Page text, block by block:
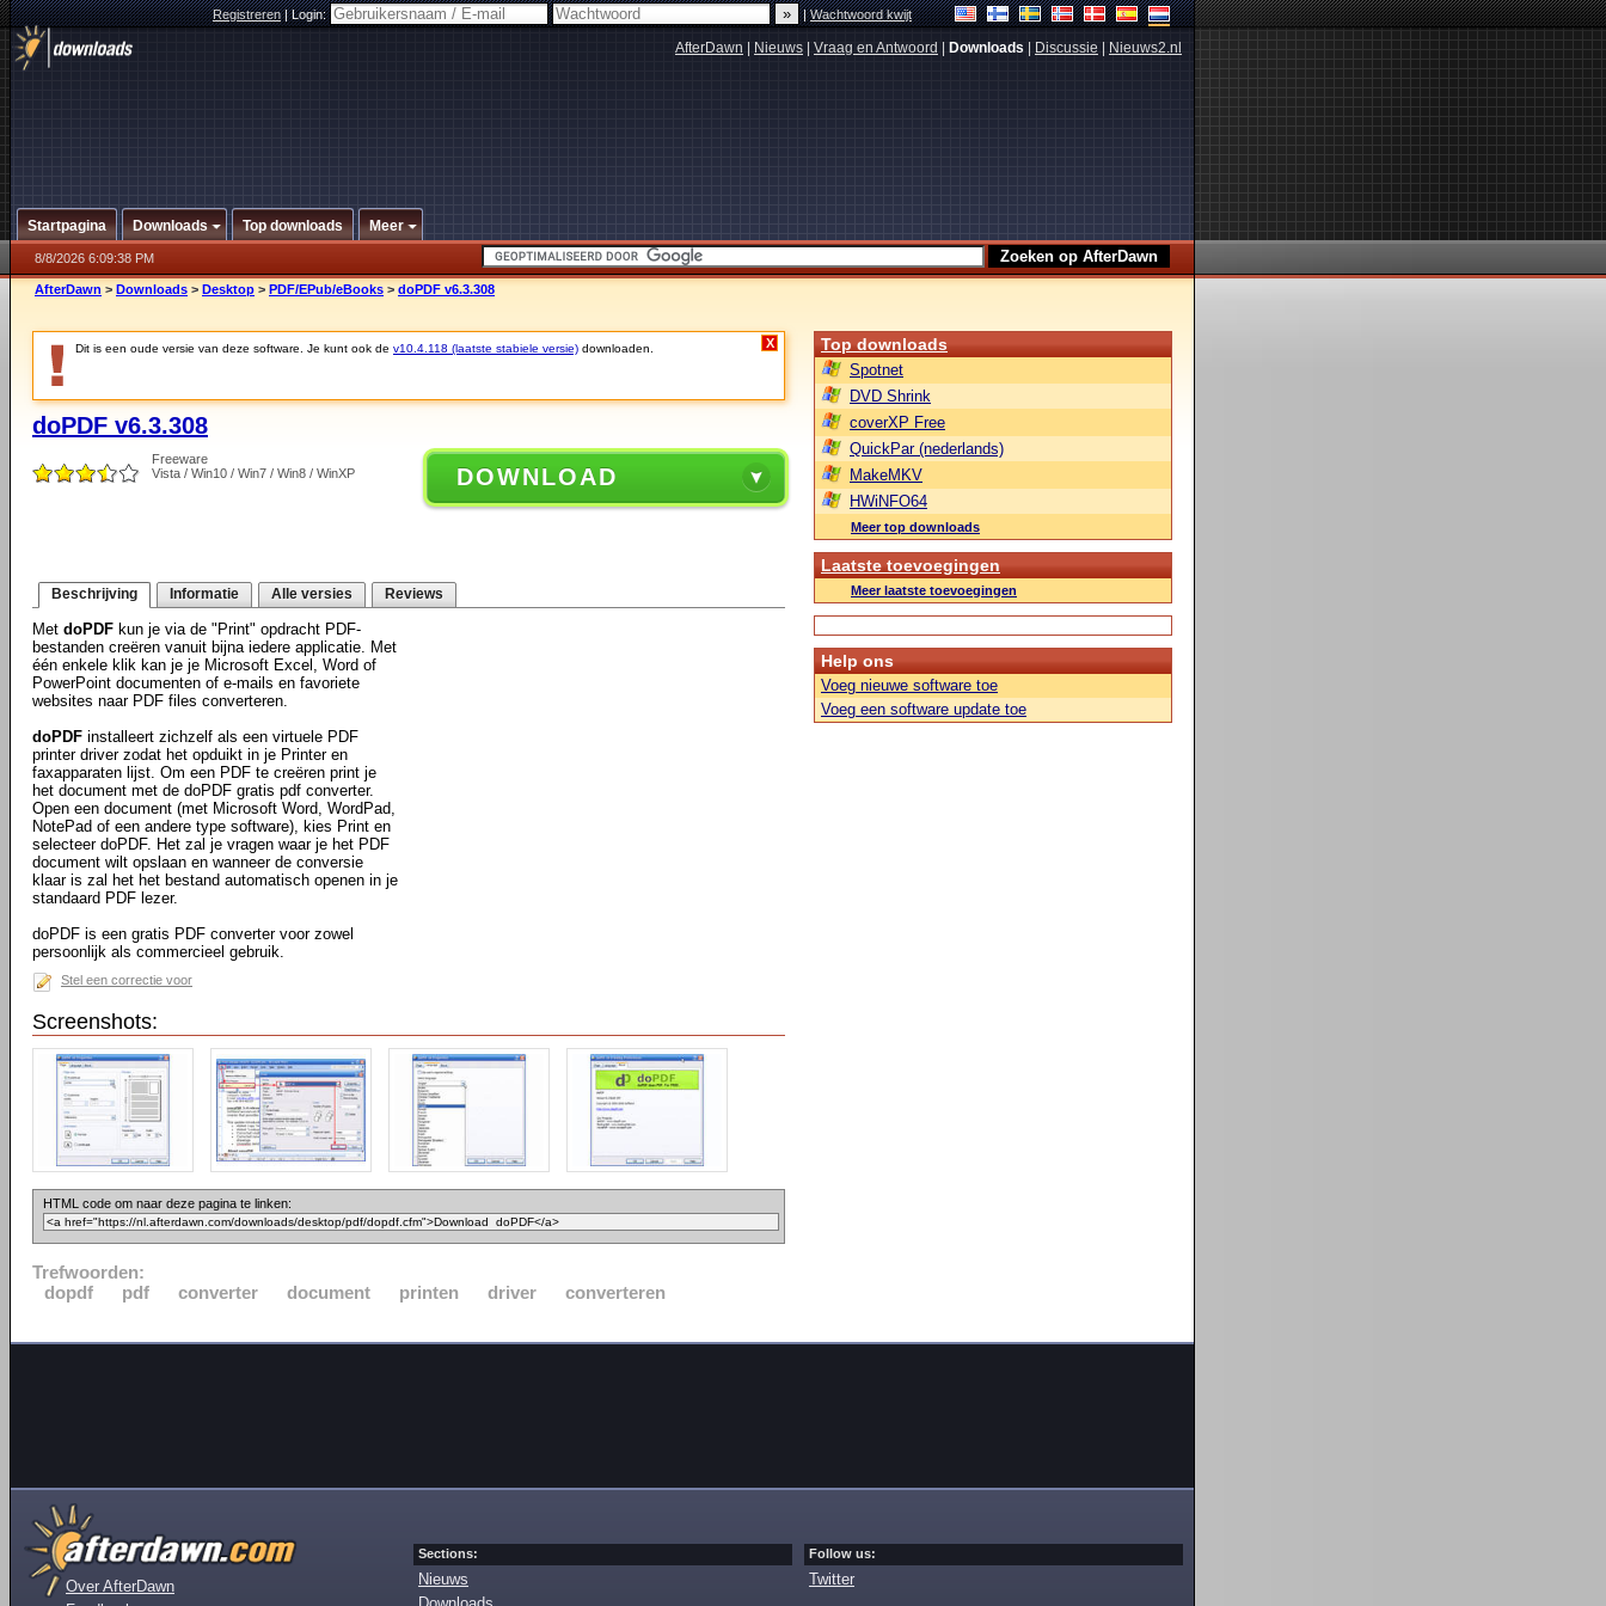
Registreren|Login: |Wachtwoord kwijt
AfterDawn Nieuws Vraag en Antwoord Downloads Discussie Nieuws2.nl
Startpagina Downloads Top downloads Meer
8/8/2026 6:09:38 PM
AfterDawn > Downloads > Desktop > PDF/EPub/eBooks > doPDF v6.3.308
Dit is een oude versie van deze software. Je kunt ook de v10.4.118 (laatste stabiele versie) downloaden. X
doPDF v6.3.308
Freeware
Vista / Win10 / Win7 / Win8 / WinXP
DOWNLOAD
Beschrijving Informatie Alle versies Reviews
Met doPDF kun je via de "Print" opdracht PDF-
bestanden creëren vanuit bijna iedere applicatie. Met
één enkele klik kan je je Microsoft Excel, Word of
PowerPoint documenten of e-mails en favoriete
websites naar PDF files converteren.
doPDF installeert zichzelf als een virtuele PDF
printer driver zodat het opduikt in je Printer en
faxapparaten lijst. Om een PDF te creëren print je
het document met de doPDF gratis pdf converter.
Open een document (met Microsoft Word, WordPad,
NotePad of een andere type software), kies Print en
selecteer doPDF. Het zal je vragen waar je het PDF
document wilt opslaan en wanneer de conversie
klaar is zal het het bestand automatisch openen in je
standaard PDF lezer.
doPDF is een gratis PDF converter voor zowel
persoonlijk als commercieel gebruik.
Stel een correctie voor
Screenshots:
HTML code om naar deze pagina te linken:
Trefwoorden:
dopdf
pdf converter document printen driver converteren
Top downloads
Spotnet
DVD Shrink
coverXP Free
QuickPar (nederlands)
MakeMKV
HWiNFO64
Meer top downloads
Laatste toevoegingen
Meer laatste toevoegingen
Help ons
Voeg nieuwe software toe
Voeg een software update toe
Over AfterDawn
Sections:
Nieuws
Follow us:
Twitter